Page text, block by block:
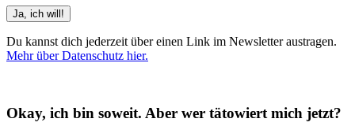
Du kannst dich jederzeit über einen Link im Newsletter austragen.
Mehr über Datenschutz hier.
Okay, ich bin soweit. Aber wer tätowiert mich jetzt?